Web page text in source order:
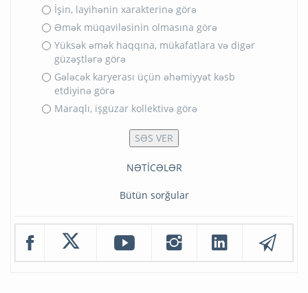
İşin, layihənin xarakterinə görə
Əmək müqaviləsinin olmasına görə
Yüksək əmək haqqına, mükafatlara və digər
güzəştlərə görə
Gələcək karyerası üçün əhəmiyyət kəsb
etdiyinə görə
Maraqlı, işgüzar kollektivə görə
NƏTİCƏLƏR
Bütün sorğular